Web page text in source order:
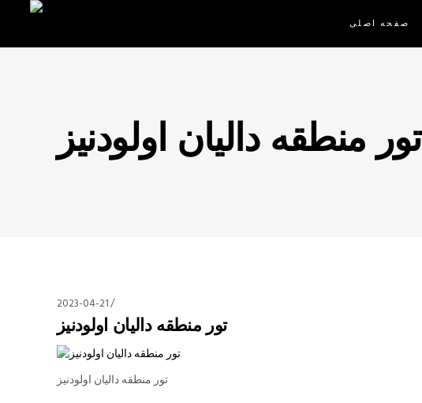
صفحه اصلی
تور منطقه دالیان اولودنیز
2023-04-21
تور منطقه دالیان اولودنیز
تور منطقه دالیان اولودنیز